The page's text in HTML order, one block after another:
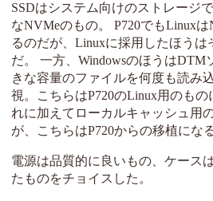
SSDはシステム向けのストレージ
なNVMeのもの。 P720でもLinux
るのだが、Linuxに採用したほうは
だ。 一方、WindowsのほうはDTM
きな容量のファイルを何度も読み
視。こちらはP720のLinux用のもの
れに加えてローカルキャッシュ用
が、こちらはP720からの移植になる
電源は品質的に良いもの、ケース
たものをチョイスした。